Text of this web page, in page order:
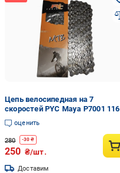
Цепь велосипедная на 7
скоростей PYC Maya P7001 116
звеньев (18585559)
оценить
280 -30 ₴
250 ₴/шт.
Доставим